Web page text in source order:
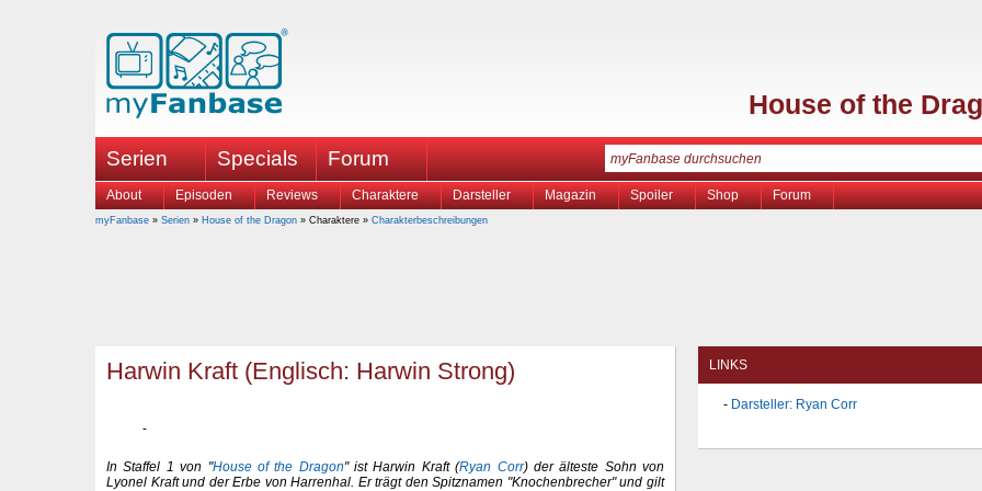
House of the
Serien Specials Forum
About Episoden Reviews Charaktere Darsteller Magazin Spoiler Shop Forum
myFanbase » Serien » House of the Dragon » Charaktere » Charakterbeschreibungen
Harwin Kraft (Englisch: Harwin Strong)
In Staffel 1 von "House of the Dragon" ist Harwin Kraft (Ryan Corr) der älteste Sohn von
Lyonel Kraft und der Erbe von Harrenhal. Er trägt den Spitznamen "Knochenbrecher" und gilt
LINKS
Darsteller: Ryan Corr